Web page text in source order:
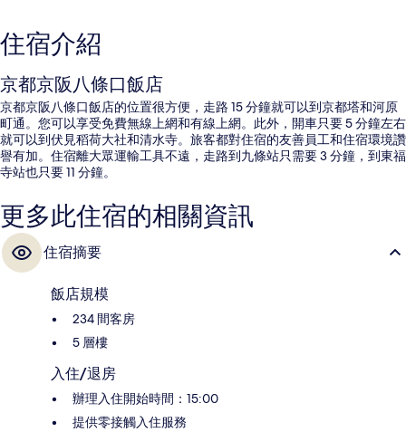
住宿介紹
京都京阪八條口飯店
京都京阪八條口飯店的位置很方便，走路 15 分鐘就可以到京都塔和河原
町通。您可以享受免費無線上網和有線上網。此外，開車只要 5 分鐘左右
就可以到伏見稻荷大社和清水寺。旅客都對住宿的友善員工和住宿環境讚
譽有加。住宿離大眾運輸工具不遠，走路到九條站只需要 3 分鐘，到東福
寺站也只要 11 分鐘。
更多此住宿的相關資訊
住宿摘要
飯店規模
234 間客房
5 層樓
入住/退房
辦理入住開始時間：15:00
提供零接觸入住服務